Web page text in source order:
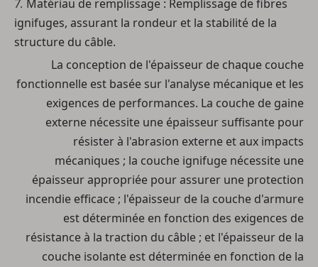
7. Matériau de remplissage : Remplissage de fibres
ignifuges, assurant la rondeur et la stabilité de la
structure du câble.
La conception de l'épaisseur de chaque couche
fonctionnelle est basée sur l'analyse mécanique et les
exigences de performances. La couche de gaine
externe nécessite une épaisseur suffisante pour
résister à l'abrasion externe et aux impacts
mécaniques ; la couche ignifuge nécessite une
épaisseur appropriée pour assurer une protection
incendie efficace ; l'épaisseur de la couche d'armure
est déterminée en fonction des exigences de
résistance à la traction du câble ; et l'épaisseur de la
couche isolante est déterminée en fonction de la